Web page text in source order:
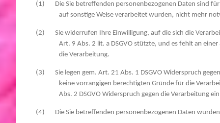
(1) Die Sie betreffenden personenbezogenen Daten sind für
auf sonstige Weise verarbeitet wurden, nicht mehr
(2) Sie widerrufen Ihre Einwilligung, auf die sich die
Art. 9 Abs. 2 lit. a DSGVO stützte, und es fehlt an
die Verarbeitung.
(3) Sie legen gem. Art. 21 Abs. 1 DSGVO Widerspruch
keine vorrangigen berechtigten Gründe für die
Abs. 2 DSGVO Widerspruch gegen die Verarbeitung
(4) Die Sie betreffenden personenbezogenen Daten